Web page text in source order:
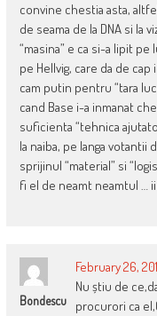
convine chestia asta,
de seama de la DNA si la
“masina” e ca si-a lipit
pe Hellvig, care da de
cam putin pentru “tara
cand Base i-a inmanat
suficienta “tehnica
la naiba, pe langa
sprijinul “material” si
fi el de neamt neamtul … ii
Bondescu
February 26,
Nu știu de
procurori ca